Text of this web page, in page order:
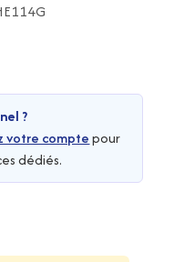
?
votre comptepour
dédiés.